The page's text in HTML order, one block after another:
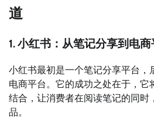
道
1. 小红书：从笔记分享到电
小红书最初是一个笔记分享平台，
电商平台。它的成功之处在于，它
结合，让消费者在阅读笔记的同时
品。